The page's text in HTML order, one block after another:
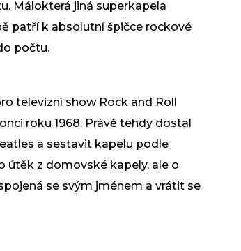
Málokterá jiná superkapela
patří k absolutní špičce rockové
počtu.
televizní show Rock and Roll
roku 1968. Právě tehdy dostal
a sestavit kapelu podle
útěk z domovské kapely, ale o
se svým jménem a vrátit se